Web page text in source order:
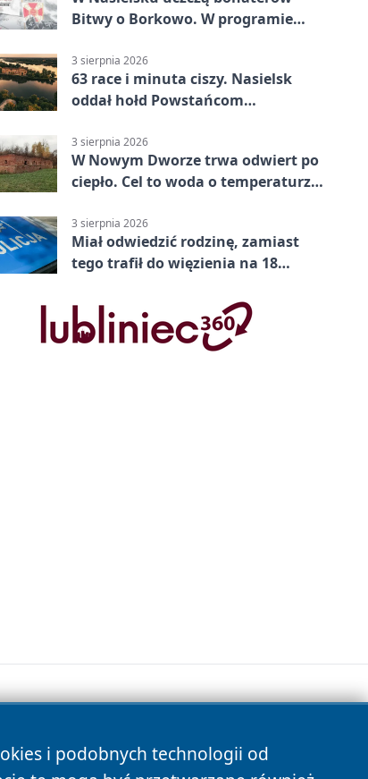
Bitwy o Borkowo. W programie
3 sierpnia 2026
63 race i minuta ciszy. Nasielsk
oddał hołd Powstańcom
3 sierpnia 2026
W Nowym Dworze trwa odwiert po
ciepło. Cel to woda o temperaturze
3 sierpnia 2026
Miał odwiedzić rodzinę, zamiast
tego trafił do więzienia na 18
i podobnych technologii od